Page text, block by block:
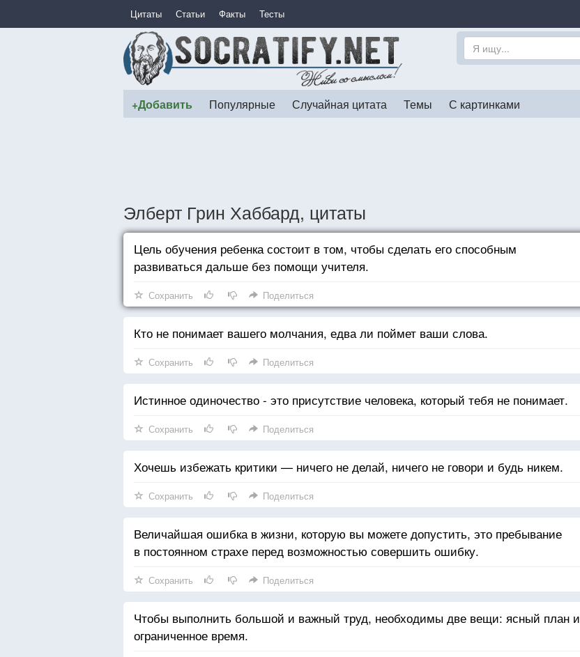
Цитаты Статьи Факты Тесты
+Добавить Популярные Случайная цитата Темы С картинками
Элберт Грин Хаббард, цитаты
Цель обучения ребенка состоит в том, чтобы сделать его способным
развиваться дальше без помощи учителя.
Сохранить Поделиться
Кто не понимает вашего молчания, едва ли поймет ваши слова.
Сохранить Поделиться
Истинное одиночество - это присутствие человека, который тебя не понимает.
Сохранить Поделиться
Хочешь избежать критики — ничего не делай, ничего не говори и будь никем.
Сохранить Поделиться
Величайшая ошибка в жизни, которую вы можете допустить, это пребывание
в постоянном страхе перед возможностью совершить ошибку.
Сохранить Поделиться
Чтобы выполнить большой и важный труд, необходимы две вещи: ясный план и
ограниченное время.